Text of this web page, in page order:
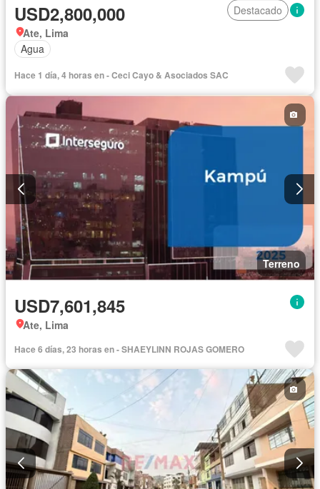
USD2,800,000
Destacado
Ate, Lima
Agua
Hace 1 día, 4 horas en - Ceci Cayo & Asociados SAC
Terreno
USD7,601,845
Ate, Lima
Hace 6 días, 23 horas en - SHAEYLINN ROJAS GOMERO